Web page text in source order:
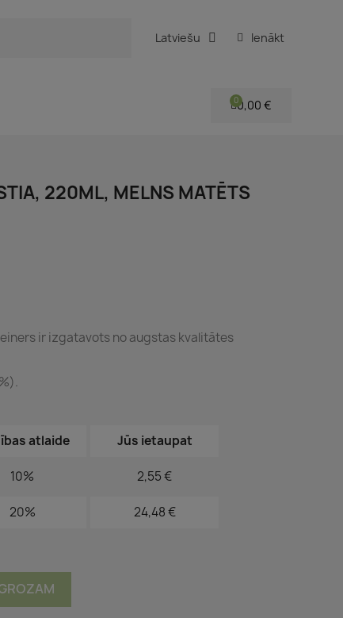
Latviešu Ienākt
0,00 €
220ML, MELNS MATĒTS
ir izgatavots no augstas kvalitātes
atlaide Jūs ietaupat
10% 2,55 €
20% 24,48 €